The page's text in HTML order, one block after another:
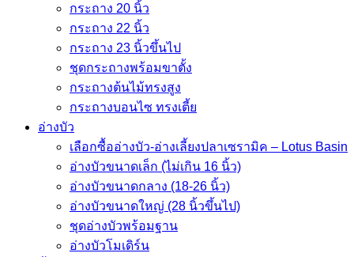
กระถาง 20 นิ้ว
กระถาง 22 นิ้ว
กระถาง 23 นิ้วขึ้นไป
ชุดกระถางพร้อมขาตั้ง
กระถางต้นไม้ทรงสูง
กระถางบอนไซ ทรงเตี้ย
อ่างบัว
เลือกซื้ออ่างบัว-อ่างเลี้ยงปลาเซรามิค – Lotus Basin
อ่างบัวขนาดเล็ก (ไม่เกิน 16 นิ้ว)
อ่างบัวขนาดกลาง (18-26 นิ้ว)
อ่างบัวขนาดใหญ่ (28 นิ้วขึ้นไป)
ชุดอ่างบัวพร้อมฐาน
อ่างบัวโมเดิร์น